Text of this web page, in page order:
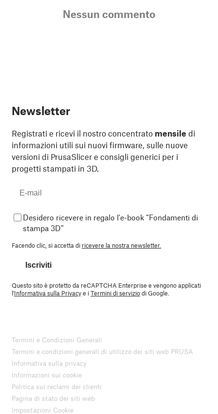
Nessun commento
Newsletter
Registrati e ricevi il nostro concentrato mensile di
informazioni utili sui nuovi firmware, sulle nuove
versioni di PrusaSlicer e consigli generici per i
progetti stampati in 3D.
Desidero ricevere in regalo l'e-book “Fondamenti di
stampa 3D”
Facendo clic, si accetta di ricevere la nostra newsletter.
Iscriviti
Questo sito è protetto da reCAPTCHA Enterprise e vengono applicati
l'Informativa sulla Privacye iTermini di serviziodi Google.
Termini e Condizioni Generali
Termini e condizioni generali di utilizzo dei siti web PRUSA
Informativa sulla privacy
Informazioni sui cookie
Politica sui reclami dei clienti
Pagina di stato dei siti web
Impostazioni Cookie